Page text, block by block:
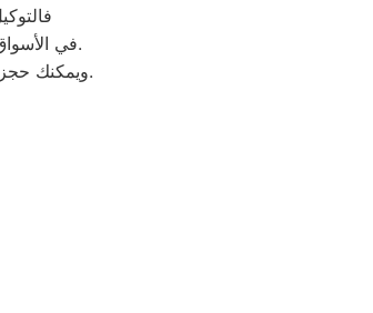
فيعند مواجهة أي مشكلة في أجهزتك ليقدم لك الصيانة المتكافئة.
ويمكنكوسيتم تقديمها لك في غضون 24 ساعة فقط.